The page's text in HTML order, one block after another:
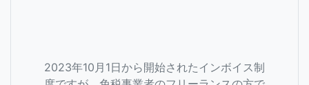
2023年10月1日から開始されたインボイス制